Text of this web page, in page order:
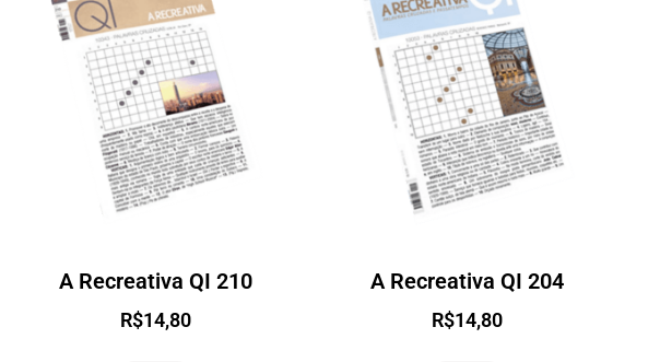
A Recreativa QI 210
R$14,80
A Recreativa QI 204
R$14,80